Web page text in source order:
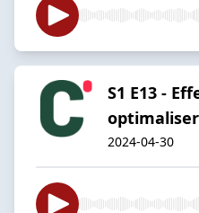
S1 E13 -
2024-04-30